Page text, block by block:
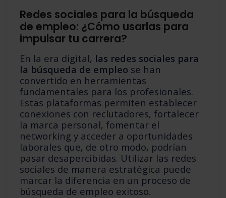
Redes sociales para la búsqueda
de empleo: ¿Cómo usarlas para
impulsar tu carrera?
En la era digital, las redes sociales para
la búsqueda de empleo se han
convertido en herramientas
fundamentales para los profesionales.
Estas plataformas permiten establecer
conexiones con reclutadores, fortalecer
la marca personal, fomentar el
networking y acceder a oportunidades
laborales que, de otro modo, podrían
pasar desapercibidas. Utilizar las redes
sociales de manera estratégica puede
marcar la diferencia en un proceso de
búsqueda de empleo exitoso.